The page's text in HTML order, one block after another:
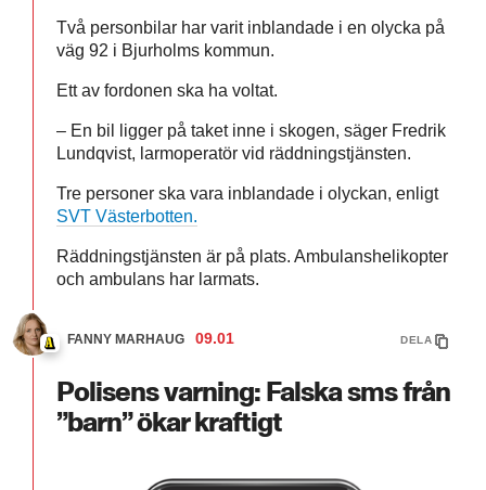
Två personbilar har varit inblandade i en olycka på
väg 92 i Bjurholms kommun.
Ett av fordonen ska ha voltat.
– En bil ligger på taket inne i skogen, säger Fredrik
Lundqvist, larmoperatör vid räddningstjänsten.
Tre personer ska vara inblandade i olyckan, enligt
SVT Västerbotten.
Räddningstjänsten är på plats. Ambulanshelikopter
och ambulans har larmats.
FANNY MARHAUG 09.01 DELA
Polisens varning: Falska sms från
”barn” ökar kraftigt